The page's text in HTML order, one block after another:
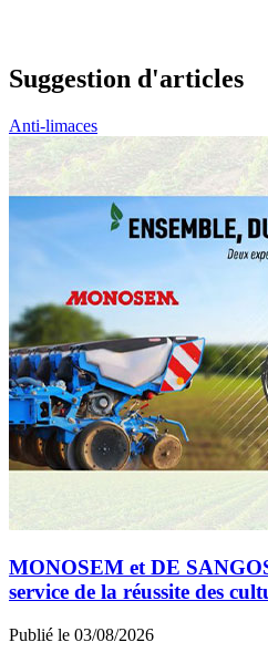
Suggestion d'articles
Anti-limaces
MONOSEM et DE
service de la réussite des
Publié le 03/08/2026